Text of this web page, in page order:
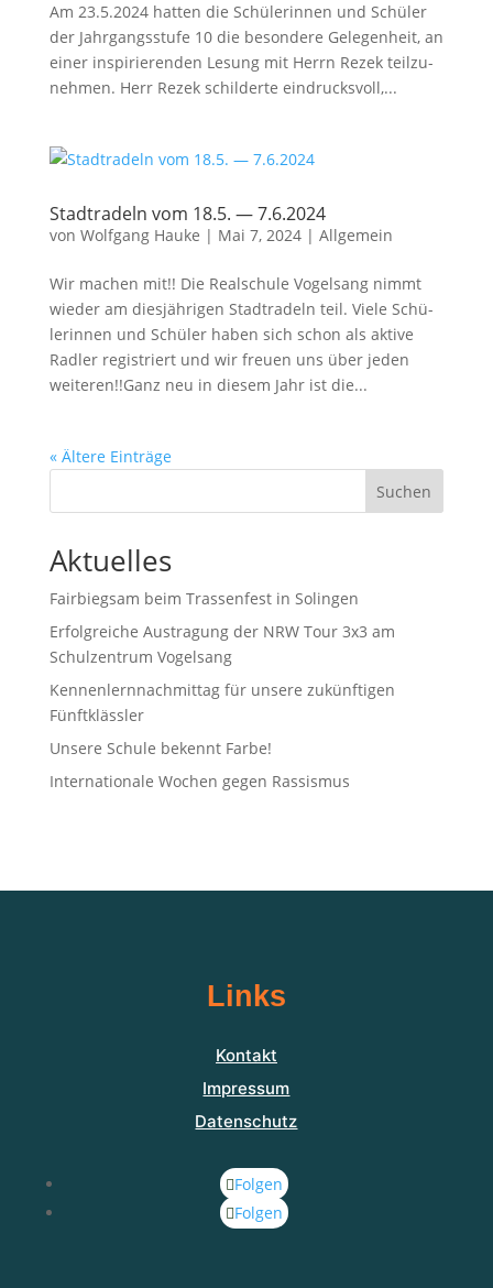
Am 23.5.2024 hat­ten die Schü­le­rin­nen und Schü­ler
der Jahr­gangs­stu­fe 10 die beson­de­re Gele­gen­heit, an
einer inspi­rie­ren­den Lesung mit Herrn Rezek teil­zu­
neh­men. Herr Rezek schil­der­te ein­drucks­voll,...
Stadtradeln vom 18.5. — 7.6.2024
von Wolfgang Hauke | Mai 7, 2024| Allgemein
Wir machen mit!! Die Real­schu­le Vogel­sang nimmt
wie­der am dies­jäh­ri­gen Stadt­ra­deln teil. Vie­le Schü­
le­rin­nen und Schü­ler haben sich schon als akti­ve
Rad­ler regis­triert und wir freu­en uns über jeden
weiteren!!Ganz neu in die­sem Jahr ist die...
« Ältere Einträge
Suchen
Aktuelles
Fairbiegsam beim Trassenfest in Solingen
Erfolgreiche Austragung der NRW Tour 3x3 am
Schulzentrum Vogelsang
Kennenlernnachmittag für unsere zukünftigen
Fünftklässler
Unsere Schule bekennt Farbe!
Internationale Wochen gegen Rassismus
Links
Kontakt
Impressum
Datenschutz
Folgen
Folgen